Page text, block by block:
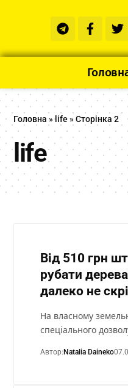
Головна »life»Сторінка 2
life
Від 510 грн
рубати
далеко не
На власному
спеціального
Автор: Natalia Daineko